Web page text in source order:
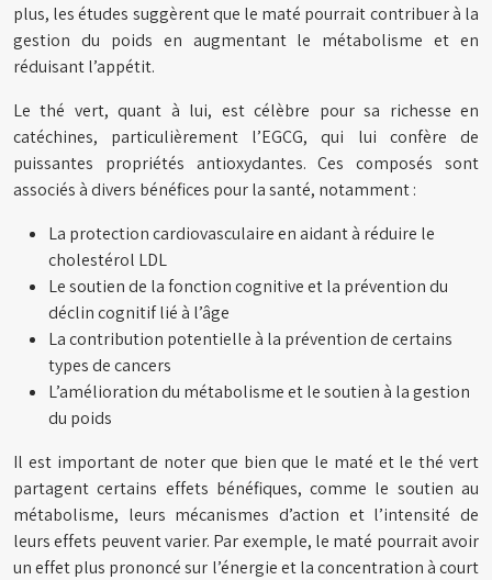
plus, les études suggèrent que le maté pourrait contribuer à la
gestion du poids en augmentant le métabolisme et en
réduisant l’appétit.
Le thé vert, quant à lui, est célèbre pour sa richesse en
catéchines, particulièrement l’EGCG, qui lui confère de
puissantes propriétés antioxydantes. Ces composés sont
associés à divers bénéfices pour la santé, notamment :
La protection cardiovasculaire en aidant à réduire le
cholestérol LDL
Le soutien de la fonction cognitive et la prévention du
déclin cognitif lié à l’âge
La contribution potentielle à la prévention de certains
types de cancers
L’amélioration du métabolisme et le soutien à la gestion
du poids
Il est important de noter que bien que le maté et le thé vert
partagent certains effets bénéfiques, comme le soutien au
métabolisme, leurs mécanismes d’action et l’intensité de
leurs effets peuvent varier. Par exemple, le maté pourrait avoir
un effet plus prononcé sur l’énergie et la concentration à court